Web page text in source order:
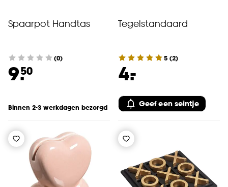
Spaarpot Handtas
(0)
9.50
Binnen 2-3 werkdagen bezorgd
Tegelstandaard
5 (2)
4.
-
Geef een seintje